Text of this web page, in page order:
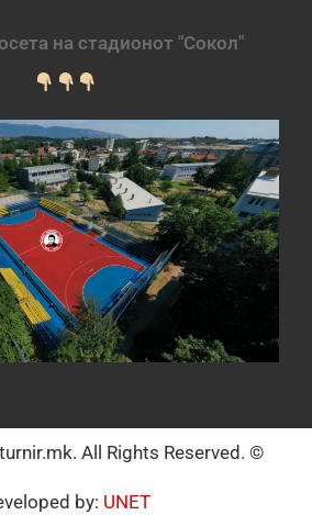
на стадионот "Сокол"
All Rights Reserved. ©
by: UNET